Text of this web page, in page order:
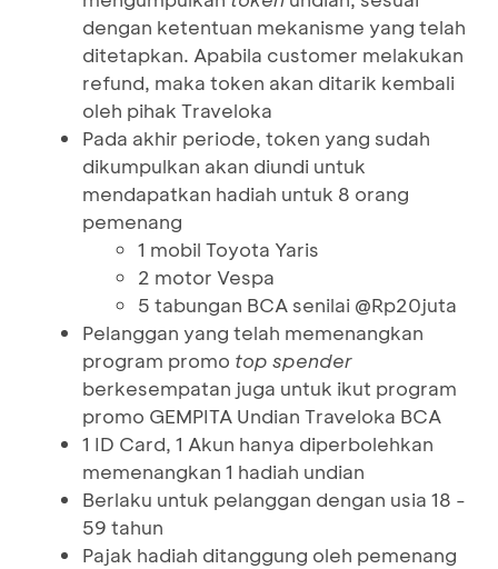
dengan ketentuan mekanisme yang telah
ditetapkan. Apabila customer melakukan
refund, maka token akan ditarik kembali
oleh pihak Traveloka
Pada akhir periode, token yang sudah
dikumpulkan akan diundi untuk
mendapatkan hadiah untuk 8 orang
pemenang
1 mobil Toyota Yaris
2 motor Vespa
5 tabungan BCA senilai @Rp20juta
Pelanggan yang telah memenangkan
program promo top spender
berkesempatan juga untuk ikut program
promo GEMPITA Undian Traveloka BCA
1 ID Card, 1 Akun hanya diperbolehkan
memenangkan 1 hadiah undian
Berlaku untuk pelanggan dengan usia 18 -
59 tahun
Pajak hadiah ditanggung oleh pemenang